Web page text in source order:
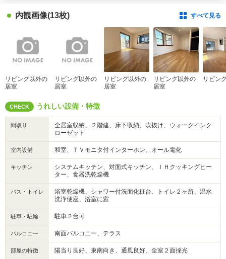
内観画像(13枚) すべて見る
リビング以外の
居室
リビング以外の
居室
リビング以外の
居室
リビング以外の
居室
リビン
CHECK うれしい設備・特徴
間取り
全居室収納、２階建、床下収納、吹抜け、ウォークインク
ローゼット
室内設備 和室、ＴＶモニタ付インターホン、オール電化
キッチン
システムキッチン、対面式キッチン、ＩＨクッキングヒー
ター、食器洗乾燥機
バス・トイレ
浴室乾燥機、シャワー付洗面化粧台、トイレ２ヶ所、温水
洗浄便座、浴室に窓
駐車・駐輪 駐車２台可
バルコニー 南面バルコニー、テラス
部屋の特徴 陽当り良好、東南向き、通風良好、全室２面採光